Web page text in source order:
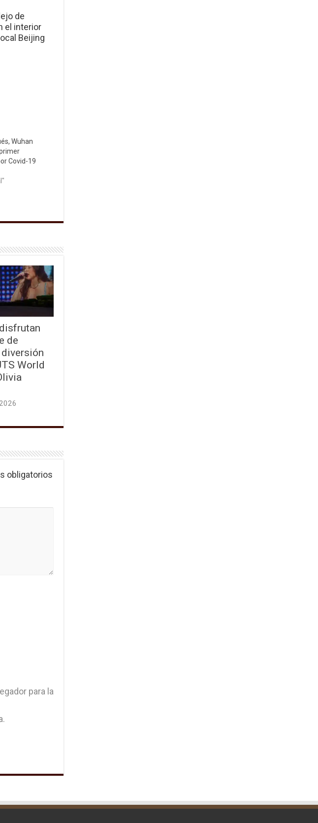
de
el interior
Beijing
Wuhan
Covid-19
de
World
obligatorios
para la